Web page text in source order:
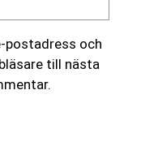
postadress och
till nästa